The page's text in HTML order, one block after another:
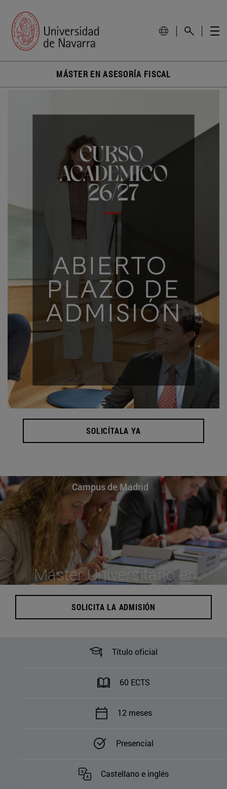
MÁSTER EN ASESORÍA FISCAL
SOLICÍTALA YA
Campus de Madrid
Máster Universitario en
Asesoría Fiscal
SOLICITA LA ADMISIÓN
Título oficial
60 ECTS
12 meses
Presencial
Castellano e inglés